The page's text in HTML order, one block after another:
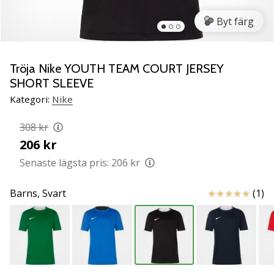
passion
som
vi?
us
as
Brand
11. 8. 2022
•
3 min. läsning
Weplayvolleyball
Byt färg
Tröja Nike YOUTH TEAM COURT JERSEY
SHORT SLEEVE
Kategori: Nike
308 kr
206 kr
Senaste lägsta pris: 206 kr
Barns, Svart Recensioner
(1)